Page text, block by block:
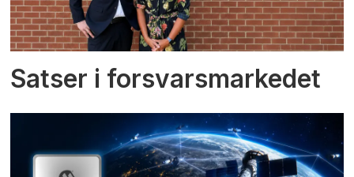
Satser i forsvarsmarkedet